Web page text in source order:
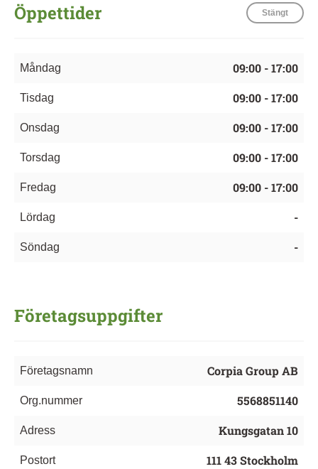
Öppettider Stängt
Måndag 09:00 - 17:00
Tisdag 09:00 - 17:00
Onsdag 09:00 - 17:00
Torsdag 09:00 - 17:00
Fredag 09:00 - 17:00
Lördag -
Söndag -
Företagsuppgifter
Företagsnamn Corpia Group AB
Org.nummer 5568851140
Adress Kungsgatan 10
Postort 111 43 Stockholm